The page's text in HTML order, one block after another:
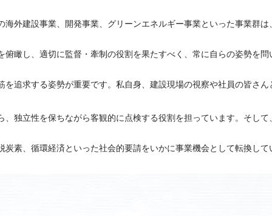
設事業、開発事業、グリーンエネルギー事業といった事
瞰し、適切に監督・牽制の役割を果たすべく、常に自らの姿勢を
する姿勢が重要です。私自身、建設現場の視察や社員の
性を保ちながら客観的に点検する役割を担っています。
循環経済といった社会的要請をいかに事業機会として転換